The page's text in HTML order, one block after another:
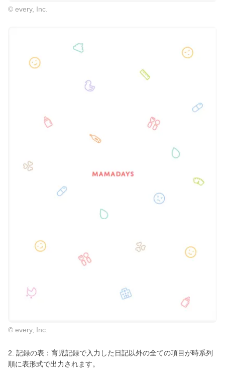
© every, Inc.
© every, Inc.
2. 記録の表：育児記録で入力した日記以外の全ての項目が時系列
順に表形式で出力されます。